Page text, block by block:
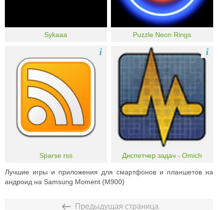
Sykaaa Puzzle Neon Rings
Sparse rss
i
Диспетчер задач - Omich
i
Лучшие игры и приложения для смартфонов и планшетов на
андроид на Samsung Moment (M900)
Предыдущая страница